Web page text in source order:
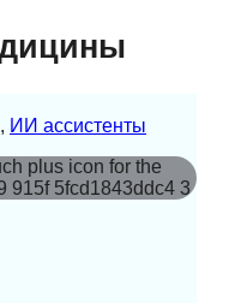
, ИИ ассистенты